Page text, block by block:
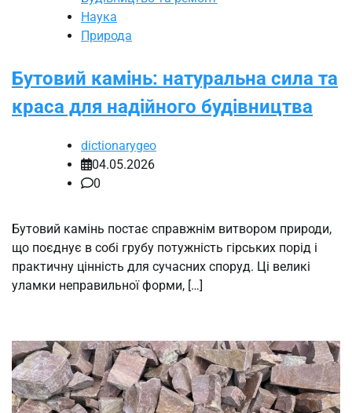
Наука
Природа
Бутовий камінь: натуральна сила та
краса для надійного будівництва
dictionarygeo
04.05.2026
0
Бутовий камінь постає справжнім витвором природи,
що поєднує в собі грубу потужність гірських порід і
практичну цінність для сучасних споруд. Ці великі
уламки неправильної форми, […]